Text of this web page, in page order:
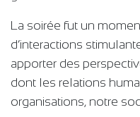
La soirée fut un
d’interactions
apporter des
dont les relations
organisations, notre